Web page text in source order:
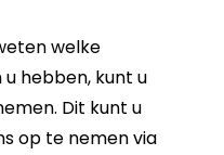
welke
hebben, kunt u
Dit kunt u
op te nemen via